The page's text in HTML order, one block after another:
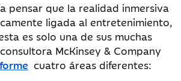
pensar que la realidad inmersiva
ligada al entretenimiento,
es solo una de sus muchas
McKinsey & Company
cuatro áreas diferentes: